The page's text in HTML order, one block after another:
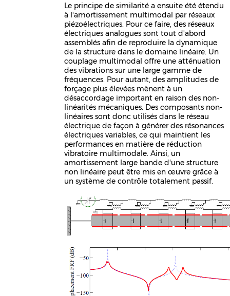
Le principe de similarité a ensuite été étendu
à l'amortissement multimodal par réseaux
piézoélectriques. Pour ce faire, des réseaux
électriques analogues sont tout d'abord
assemblés afin de reproduire la dynamique
de la structure dans le domaine linéaire. Un
couplage multimodal offre une atténuation
des vibrations sur une large gamme de
fréquences. Pour autant, des amplitudes de
forçage plus élevées mènent à un
désaccordage important en raison des non-
linéarités mécaniques. Des composants non-
linéaires sont donc utilisés dans le réseau
électrique de façon à générer des résonances
électriques variables, ce qui maintient les
performances en matière de réduction
vibratoire multimodale. Ainsi, un
amortissement large bande d'une structure
non linéaire peut être mis en œuvre grâce à
un système de contrôle totalement passif.